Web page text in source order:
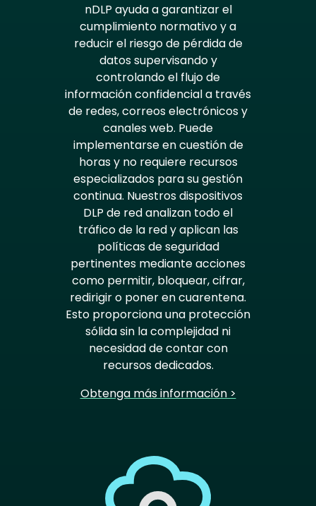
nDLP ayuda a garantizar el
cumplimiento normativo y a
reducir el riesgo de pérdida de
datos supervisando y
controlando el flujo de
información confidencial a través
de redes, correos electrónicos y
canales web. Puede
implementarse en cuestión de
horas y no requiere recursos
especializados para su gestión
continua. Nuestros dispositivos
DLP de red analizan todo el
tráfico de la red y aplican las
políticas de seguridad
pertinentes mediante acciones
como permitir, bloquear, cifrar,
redirigir o poner en cuarentena.
Esto proporciona una protección
sólida sin la complejidad ni
necesidad de contar con
recursos dedicados.
Obtenga más información >